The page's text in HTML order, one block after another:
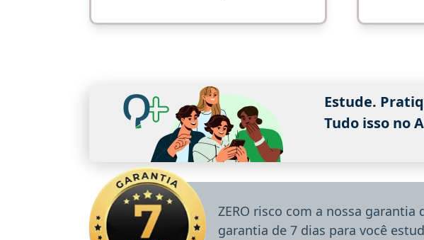
Estude.
Tudo isso no
ZERO risco com a nossa
garantia de 7 dias para você